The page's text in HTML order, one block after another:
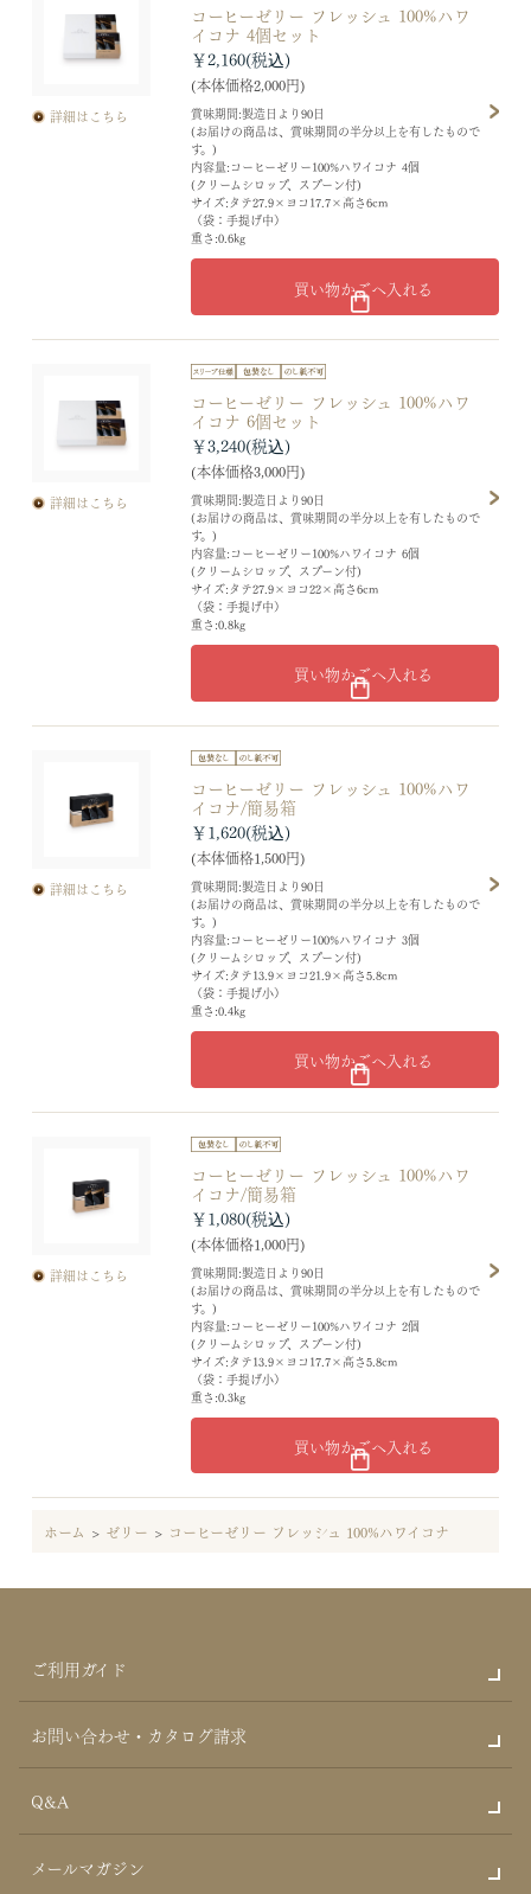
詳細はこちら
コーヒーゼリー フレッシュ 100%ハワ
イコナ 4個セット
賞味期間:製造日より90日
(お届けの商品は、賞味期間の半分以上を有したもので
す。)
内容量:コーヒーゼリー100%ハワイコナ 4個
(クリームシロップ、スプーン付)
サイズ:タテ27.9×ヨコ17.7×高さ6cm
（袋：手提げ中）
重さ:0.6kg
￥2,160
(本体価格2,000円)
買い物かごへ入れる
詳細はこちら
コーヒーゼリー フレッシュ 100%ハワ
イコナ 6個セット
賞味期間:製造日より90日
(お届けの商品は、賞味期間の半分以上を有したもので
す。)
内容量:コーヒーゼリー100%ハワイコナ 6個
(クリームシロップ、スプーン付)
サイズ:タテ27.9×ヨコ22×高さ6cm
（袋：手提げ中）
重さ:0.8kg
￥3,240
(本体価格3,000円)
買い物かごへ入れる
詳細はこちら
コーヒーゼリー フレッシュ 100%ハワ
イコナ/簡易箱
賞味期間:製造日より90日
(お届けの商品は、賞味期間の半分以上を有したもので
す。)
内容量:コーヒーゼリー100%ハワイコナ 3個
(クリームシロップ、スプーン付)
サイズ:タテ13.9×ヨコ21.9×高さ5.8cm
（袋：手提げ小）
重さ:0.4kg
￥1,620
(本体価格1,500円)
買い物かごへ入れる
詳細はこちら
コーヒーゼリー フレッシュ 100%ハワ
イコナ/簡易箱
賞味期間:製造日より90日
(お届けの商品は、賞味期間の半分以上を有したもので
す。)
内容量:コーヒーゼリー100%ハワイコナ 2個
(クリームシロップ、スプーン付)
サイズ:タテ13.9×ヨコ17.7×高さ5.8cm
（袋：手提げ小）
重さ:0.3kg
￥1,080
(本体価格1,000円)
買い物かごへ入れる
ホーム > ゼリー > コーヒーゼリー フレッシュ 100%ハワイコナ
ご利用ガイド
お問い合わせ・カタログ請求
Q&A
メールマガジン